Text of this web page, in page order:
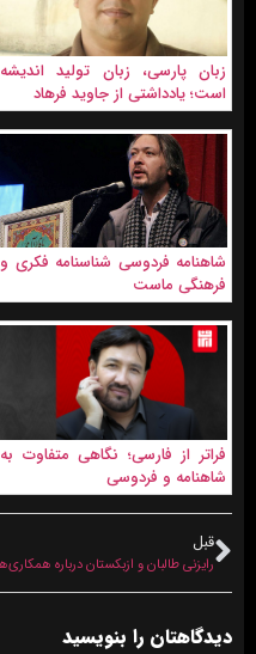
زبان پارسی، زبان تولید اندیشه
است؛ یادداشتی از جاوید فرهاد
شاهنامه فردوسی شناسنامه فکری و
فرهنگی ماست
فراتر از فارسی؛ نگاهی متفاوت به
شاهنامه و فردوسی
قبل
دیدگاهتان را بنویسید